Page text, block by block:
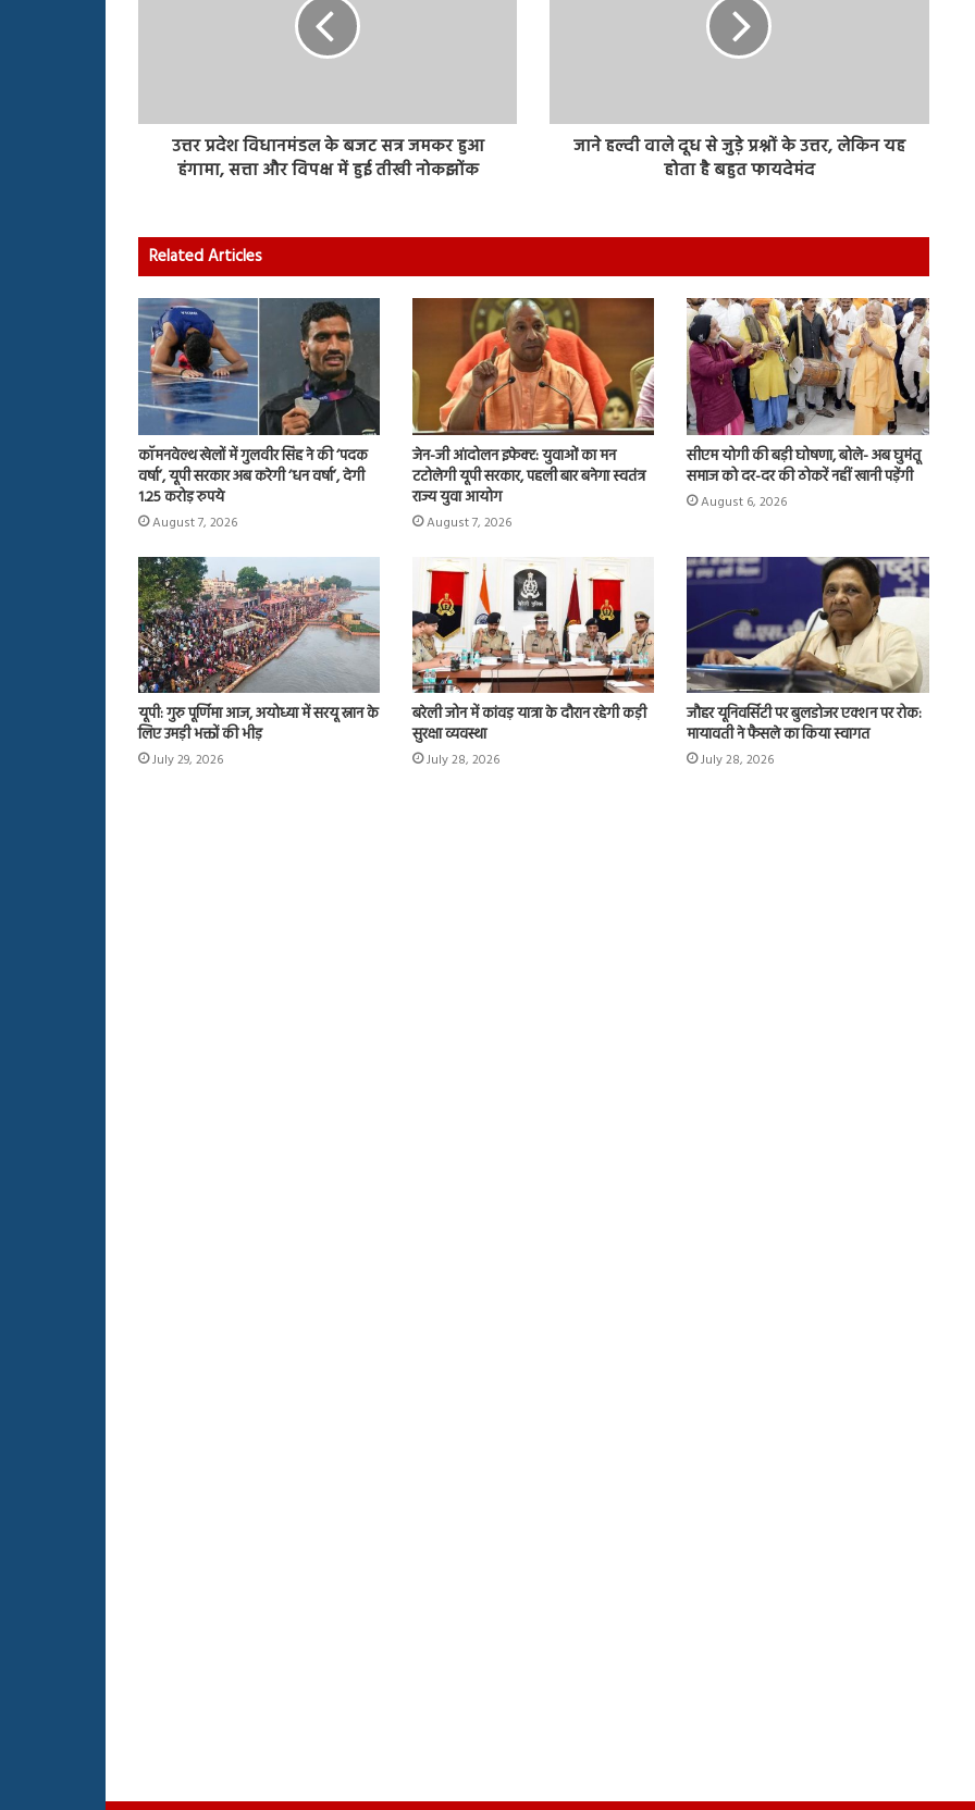
उत्तर प्रदेश विधानमंडल के बजट सत्र जमकर हुआ
हंगामा, सत्ता और विपक्ष में हुई तीखी नोकझोंक
जाने हल्‍दी वाले दूध से जुड़े प्रश्नों के उत्तर, लेकिन यह
होता है बहुत फायदेमंद
Related Articles
कॉमनवेल्थ खेलों में गुलवीर सिंह ने की ‘पदक
वर्षा’, यूपी सरकार अब करेगी ‘धन वर्षा’, देगी
1.25 करोड़ रुपये
August 7, 2026
जेन-जी आंदोलन इफेक्ट: युवाओं का मन
टटोलेगी यूपी सरकार, पहली बार बनेगा स्वतंत्र
राज्य युवा आयोग
August 7, 2026
सीएम योगी की बड़ी घोषणा, बोले- अब घुमंतू
समाज को दर-दर की ठोकरें नहीं खानी पड़ेंगी
August 6, 2026
यूपी: गुरु पूर्णिमा आज, अयोध्या में सरयू स्नान के
लिए उमड़ी भक्तों की भीड़
July 29, 2026
बरेली जोन में कांवड़ यात्रा के दौरान रहेगी कड़ी
सुरक्षा व्यवस्था
July 28, 2026
जौहर यूनिवर्सिटी पर बुलडोजर एक्शन पर रोक:
मायावती ने फैसले का किया स्वागत
July 28, 2026
ने बताया कि क्यों नॉन-स्मोकर्स भी
हैं लंग कैंसर का शिकार
स्मोकिंग,
शुगर
और
दूरी…
और
बुढ़ापे
में
मिलेगी
13
साल
ज्यादा
स्मोकिंग, शुगर और हाई बीपी से दूरी… और
बुढ़ापे में मिलेगी 13 साल ज्यादा डिमेंशिया-फ्री
जिंदगी
प्रेग्नेंसी
हीमोग्लोबिन
थकान
नवजात
के
लिए
बन
सकता
है
प्रेग्नेंसी में हीमोग्लोबिन कम होना सिर्फ थकान
नहीं…नवजात के लिए बन सकता है बड़ा
खतरा!